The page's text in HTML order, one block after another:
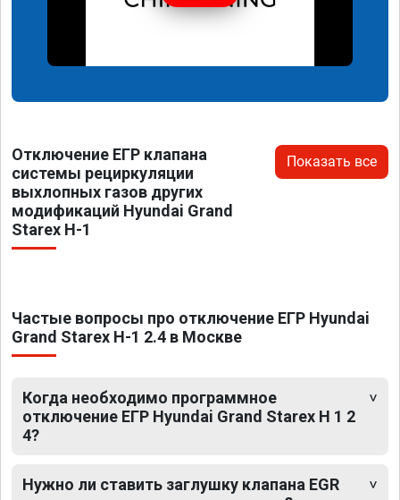
Отключение ЕГР клапана
системы рециркуляции
выхлопных газов других
модификаций Hyundai Grand
Starex H-1
Показать все
Частые вопросы про отключение ЕГР Hyundai
Grand Starex H-1 2.4 в Москве
Когда необходимо программное
отключение ЕГР Hyundai Grand Starex H 1 2
4?
Нужно ли ставить заглушку клапана EGR